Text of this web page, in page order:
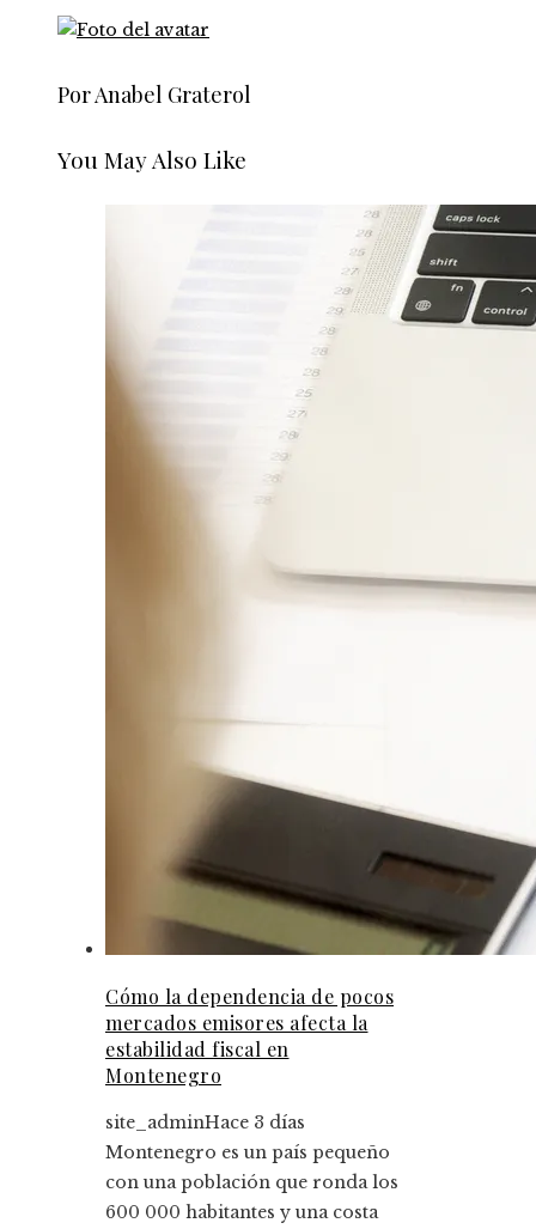
Por Anabel Graterol
You May Also Like
Cómo la dependencia de pocos
mercados emisores afecta la
estabilidad fiscal en
Montenegro
site_adminHace 3 días
Montenegro es un país pequeño
con una población que ronda los
600 000 habitantes y una costa